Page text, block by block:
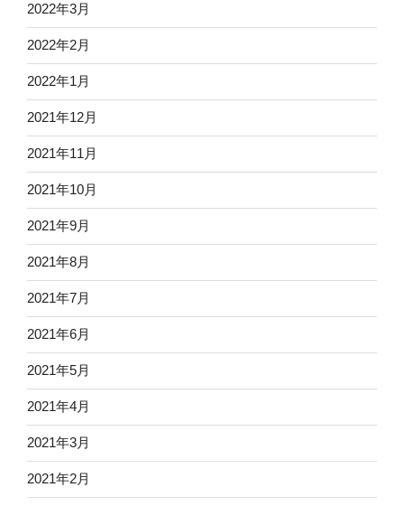
2022年3月
2022年2月
2022年1月
2021年12月
2021年11月
2021年10月
2021年9月
2021年8月
2021年7月
2021年6月
2021年5月
2021年4月
2021年3月
2021年2月